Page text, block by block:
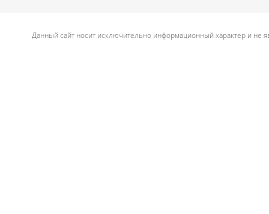
Данный сайт носит исключительно информационный характер и не